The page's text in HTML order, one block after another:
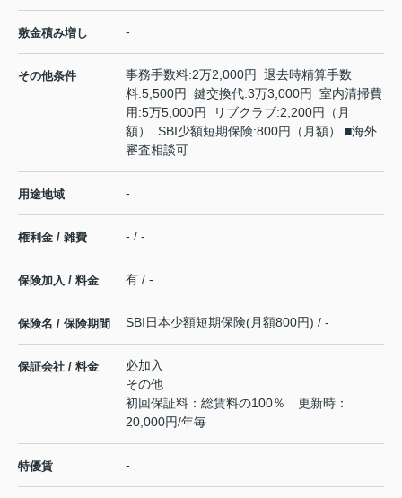
敷金積み増し -
その他条件
事務手数料:2万2,000円 退去時精算手数
料:5,500円 鍵交換代:3万3,000円 室内清掃費
用:5万5,000円 リブクラブ:2,200円（月
額） SBI少額短期保険:800円（月額） ■海外
審査相談可
用途地域 -
権利金 / 雑費 - / -
保険加入 / 料金 有 / -
保険名 / 保険期間 SBI日本少額短期保険(月額800円) / -
保証会社 / 料金
必加入
その他
初回保証料：総賃料の100％ 更新時：
20,000円/年毎
特優賃 -